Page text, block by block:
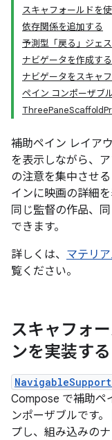
スキャフォールドを
依存関係を追加する
予測型「戻る」ジェ
ナビゲータを作成する
ナビゲータをスキャ
ペイン コンポーザブ
補助ペイン レイア
を表示しながら、
の注意を集中させ
インに映画の詳細
同じ監督の作品、
できます。
詳しくは、 マテリ
覧ください。
スキャフォ
ンを実装する
Compose で補助ペ
ンポーザブルです。
プし、組み込みの